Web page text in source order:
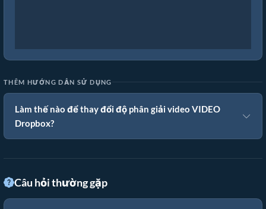
THÊM HƯỚNG DẪN SỬ DỤNG
Làm thế nào để thay đổi độ phân giải video VIDEO
Dropbox?
Câu hỏi thường gặp